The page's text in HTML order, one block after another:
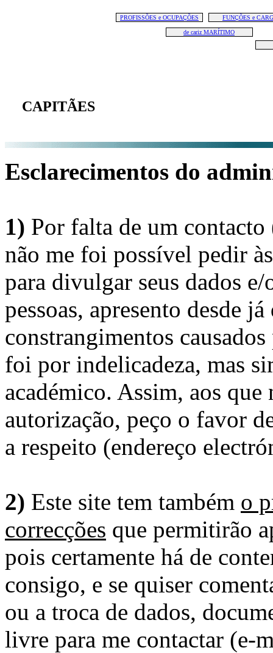
PROFISSÕES e OCUPAÇÕES FUNÇÕES e
de cariz MARÍTIMO
CAPITÃES
Esclarecimentos do
1) Por falta de um
não me foi possível pedir
para divulgar seus dados
pessoas, apresento desde
constrangimentos
foi por indelicadeza, mas
académico. Assim, aos
autorização, peço o favor
a respeito (endereço
2) Este site tem também o
correcções que permitirão
pois certamente há de
consigo, e se quiser
ou a troca de dados,
livre para me contactar (e-